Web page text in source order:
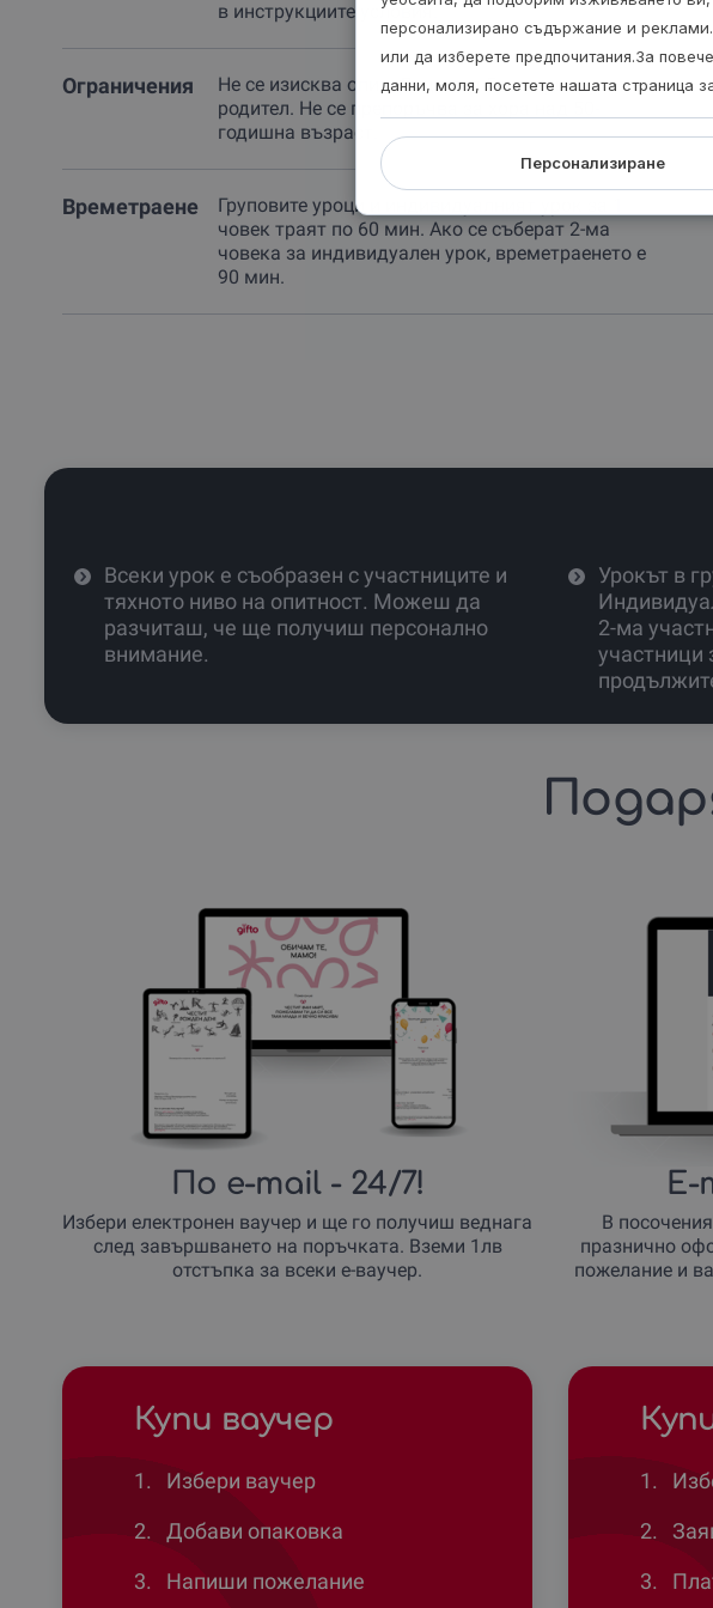
в инструкциите условия.
Ограничения
Не се изисква опит. Деца под 5 г. с придружител -
родител. Не се препоръчва за хора над 50-
годишна възраст.
Времетраене
Груповите уроци и индивидуалният урок за 1
човек траят по 60 мин. Ако се съберат 2-ма
човека за индивидуален урок, времетраенето е
90 мин.
Всеки урок е съобразен с участниците и
тяхното ниво на опитност. Можеш да
разчиташ, че ще получиш персонално
внимание.
Урокът в
2-ма
участници
По e-mail- 24/7!
Избери електронен ваучер и ще го получиш веднага
след завършването на поръчката. Вземи 1лв
отстъпка за всеки е-ваучер.
В
празнично
пожелание и
Купи ваучер
1.
Избери ваучер
2.
Добави опаковка
3.
Напиши пожелание
1.
2.
3.
персонализирано съдържание и
или да изберете предпочитания.За
данни, моля, посетете нашата страница
Персонализиране